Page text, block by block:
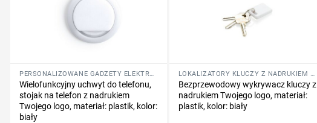
PERSONALIZOWANE GADŻETY ELEKTRONICZNE
Wielofunkcyjny uchwyt do telefonu,
stojak na telefon z nadrukiem
Twojego logo, materiał: plastik, kolor:
biały
LOKALIZATORY KLUCZY Z NADRUKIEM LOGO
Bezprzewodowy wykrywacz kluczy z
nadrukiem Twojego logo, materiał:
plastik, kolor: biały